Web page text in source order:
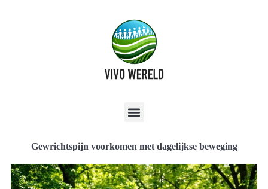
Gewrichtspijn voorkomen met dagelijkse beweging